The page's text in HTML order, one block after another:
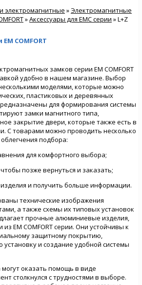
электромагнитные » Электромагнитные
»Аксессуары для EMC серии » L+Z
COMFORT
замков серии EM COMFORT
удобно в нашем магазине. Выбор
моделями, которые можно
пластиковых и деревянных
для формирования системы
замки магнитного типа,
закрытие двери, которые также есть в
С товарами можно проводить несколько
подбора:
для комфортного выбора;
позже вернуться и заказать;
и получить больше информации.
технические изображения
а также схемы их типовых установок
прочные алюминиевые изделия,
ЕМ COMFORT серии. Они устойчивы к
защитному покрытию,
и создание удобной системы
оказать помощь в виде
столкнулся с трудностями в выборе.